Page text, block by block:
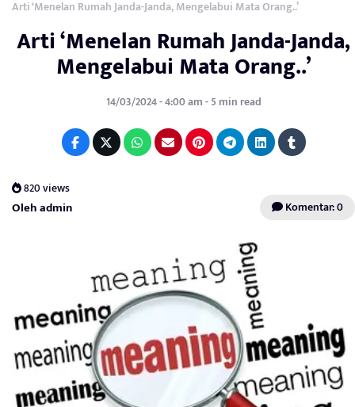
Arti ‘Menelan Rumah Janda-Janda, Mengelabui Mata Orang..’
Arti ‘Menelan Rumah Janda-Janda,
Mengelabui Mata Orang..’
14/03/2024 - 4:00 am - 5 min read
820 views
Oleh admin Komentar: 0